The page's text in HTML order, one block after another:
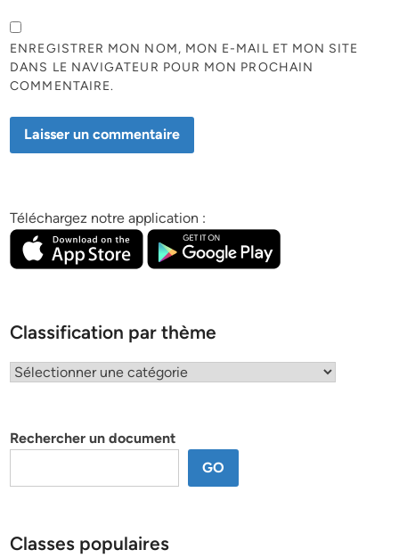
ENREGISTRER MON NOM, MON E-MAIL ET MON SITE
DANS LE NAVIGATEUR POUR MON PROCHAIN
COMMENTAIRE.
Téléchargez notre application :
Classification par thème
Classification
Rechercher un document
GO
Classes populaires